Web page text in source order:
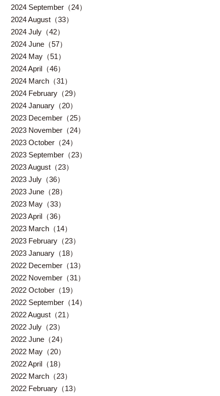
2024 September（24）
2024 August（33）
2024 July（42）
2024 June（57）
2024 May（51）
2024 April（46）
2024 March（31）
2024 February（29）
2024 January（20）
2023 December（25）
2023 November（24）
2023 October（24）
2023 September（23）
2023 August（23）
2023 July（36）
2023 June（28）
2023 May（33）
2023 April（36）
2023 March（14）
2023 February（23）
2023 January（18）
2022 December（13）
2022 November（31）
2022 October（19）
2022 September（14）
2022 August（21）
2022 July（23）
2022 June（24）
2022 May（20）
2022 April（18）
2022 March（23）
2022 February（13）